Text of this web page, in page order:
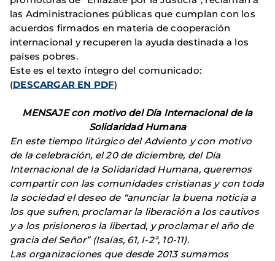
las Administraciones públicas que cumplan con los
acuerdos firmados en materia de cooperación
internacional y recuperen la ayuda destinada a los
países pobres.
Este es el texto íntegro del comunicado:
(DESCARGAR EN PDF)
MENSAJE con motivo del Día Internacional de la
Solidaridad Humana
En este tiempo litúrgico del Adviento y con motivo
de la celebración, el 20 de diciembre, del Día
Internacional de la Solidaridad Humana, queremos
compartir con las comunidades cristianas y con toda
la sociedad el deseo de “anunciar la buena noticia a
los que sufren, proclamar la liberación a los cautivos
y a los prisioneros la libertad, y proclamar el año de
gracia del Señor” (Isaías, 61, I-2ª, 10-11).
Las organizaciones que desde 2013 sumamos